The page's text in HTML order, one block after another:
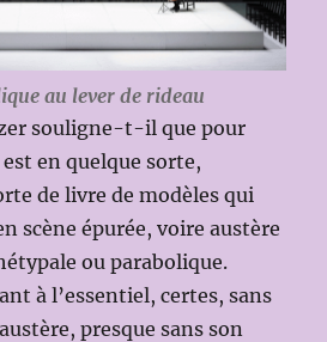
au lever de rideau
souligne-t-il que pour
est en quelque sorte,
de livre de modèles qui
scène épurée, voire austère
ou parabolique.
à l’essentiel, certes, sans
presque sans son